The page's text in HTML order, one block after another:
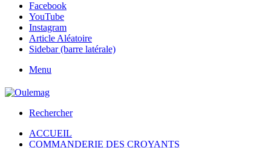
Facebook
YouTube
Instagram
Article Aléatoire
Sidebar (barre latérale)
Menu
Rechercher
ACCUEIL
COMMANDERIE DES CROYANTS